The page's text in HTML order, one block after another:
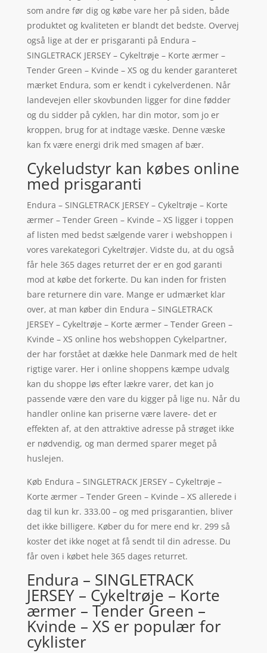
som andre før dig og købe vare her på siden, både
produktet og kvaliteten er blandt det bedste. Overvej
også lige at der er prisgaranti på Endura –
SINGLETRACK JERSEY – Cykeltrøje – Korte ærmer –
Tender Green – Kvinde – XS og du kender garanteret
mærket Endura, som er kendt i cykelverdenen. Når
landevejen eller skovbunden ligger for dine fødder
og du sidder på cyklen, har din motor, som jo er
kroppen, brug for at indtage væske. Denne væske
kan fx være energi drik med smagen af bær.
Cykeludstyr kan købes online
med prisgaranti
Endura – SINGLETRACK JERSEY – Cykeltrøje – Korte
ærmer – Tender Green – Kvinde – XS ligger i toppen
af listen med bedst sælgende varer i webshoppen i
vores varekategori Cykeltrøjer. Vidste du, at du også
får hele 365 dages returret der er en god garanti
mod at købe det forkerte. Du kan inden for fristen
bare returnere din vare. Mange er udmærket klar
over, at man køber din Endura – SINGLETRACK
JERSEY – Cykeltrøje – Korte ærmer – Tender Green –
Kvinde – XS online hos webshoppen Cykelpartner,
der har forstået at dække hele Danmark med de helt
rigtige varer. Her i online shoppens kæmpe udvalg
kan du shoppe løs efter lækre varer, det kan jo
passende være den vare du kigger på lige nu. Når du
handler online kan priserne være lavere- det er
effekten af, at den attraktive adresse på strøget ikke
er nødvendig, og man dermed sparer meget på
huslejen.
Køb Endura – SINGLETRACK JERSEY – Cykeltrøje –
Korte ærmer – Tender Green – Kvinde – XS allerede i
dag til kun kr. 333.00 – og med prisgarantien, bliver
det ikke billigere. Køber du for mere end kr. 299 så
koster det ikke noget at få sendt til din adresse. Du
får oven i købet hele 365 dages returret.
Endura – SINGLETRACK
JERSEY – Cykeltrøje – Korte
ærmer – Tender Green –
Kvinde – XS er populær for
cyklister